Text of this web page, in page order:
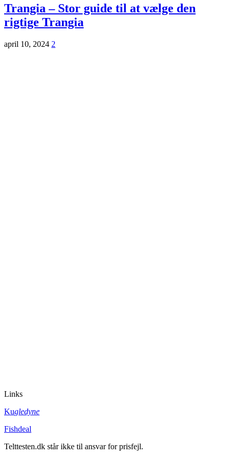
Trangia – Stor guide til at vælge den
rigtige Trangia
april 10, 2024 2
Links
Kugledyne
Fishdeal
Telttesten.dk står ikke til ansvar for prisfejl.